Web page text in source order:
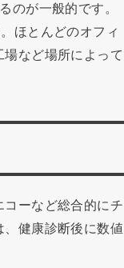
のが一般的です。
ほとんどのオフィ
など場所によって
ーなど総合的にチ
健康診断後に数値